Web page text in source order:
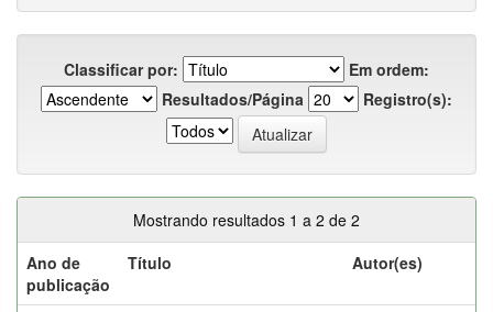
Classificar por:
Em ordem:
Resultados/Página
Registro(s):
Mostrando resultados 1 a 2 de 2
Ano de
publicação
Título Autor(es)